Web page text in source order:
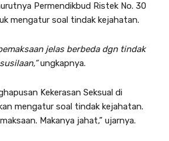
Permendikbud Ristek No. 30
mengatur soal tindak kejahatan.
jelas berbeda dgn tindak
ungkapnya.
Kekerasan Seksual di
mengatur soal tindak kejahatan.
Makanya jahat,” ujarnya.